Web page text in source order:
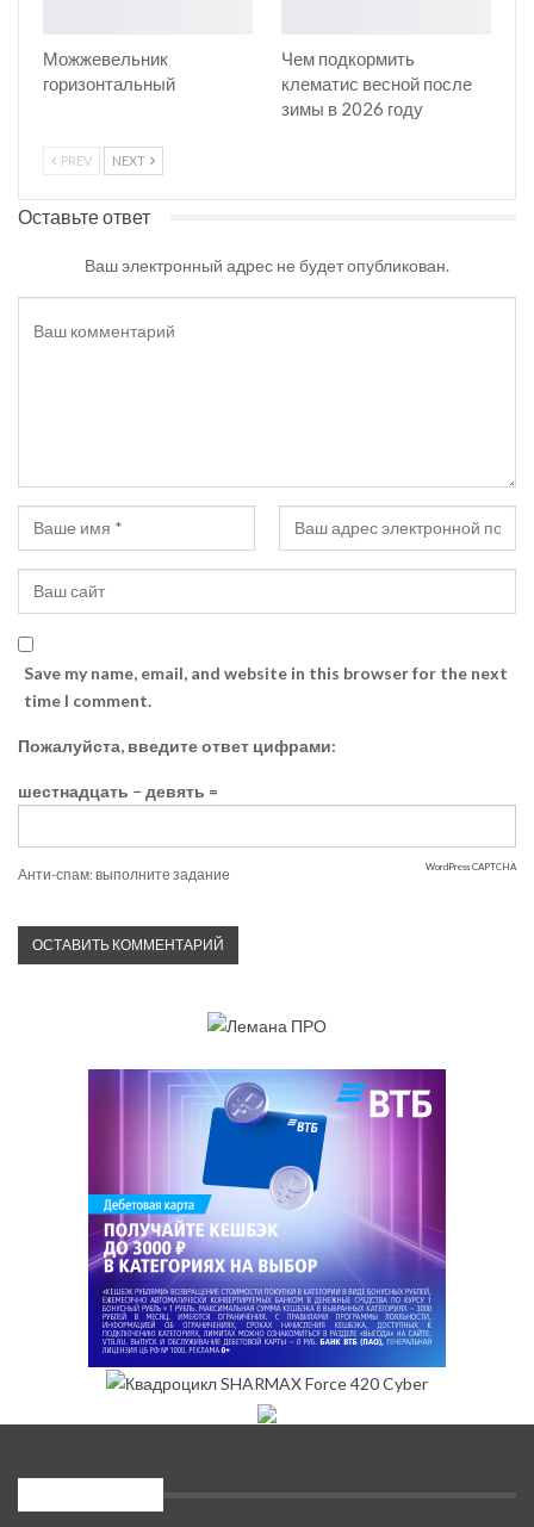
Можжевельник
горизонтальный
Чем подкормить
клематис весной после
зимы в 2026 году
PREV NEXT
Оставьте ответ
Ваш электронный адрес не будет опубликован.
Save my name, email, and website in this browser for the next
time I comment.
Пожалуйста, введите ответ цифрами:
шестнадцать − девять =
Анти-спам: выполните задание WordPress CAPTCHA